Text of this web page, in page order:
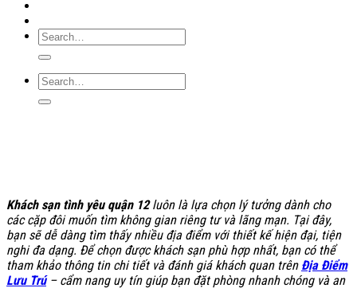
Khách sạn tình yêu quận 12luôn là lựa chọn lý tưởng dành cho
các cặp đôi muốn tìm không gian riêng tư và lãng mạn. Tại đây,
bạn sẽ dễ dàng tìm thấy nhiều địa điểm với thiết kế hiện đại, tiện
nghi đa dạng. Để chọn được khách sạn phù hợp nhất, bạn có thể
tham khảo thông tin chi tiết và đánh giá khách quan trên Địa Điểm
Lưu Trú– cẩm nang uy tín giúp bạn đặt phòng nhanh chóng và an